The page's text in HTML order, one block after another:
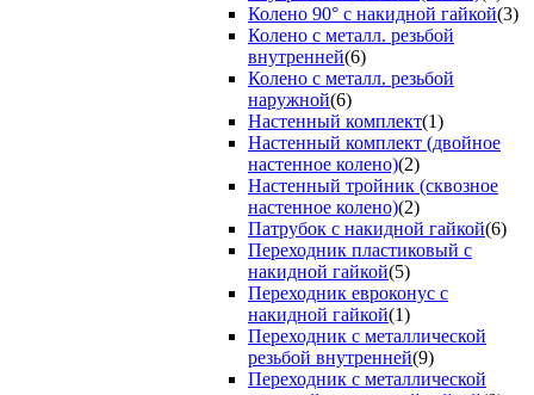
Колено 90° с накидной гайкой(3)
Колено с металл. резьбой
внутренней(6)
Колено с металл. резьбой
наружной(6)
Настенный комплект(1)
Настенный комплект (двойное
настенное колено)(2)
Настенный тройник (сквозное
настенное колено)(2)
Патрубок с накидной гайкой(6)
Переходник пластиковый с
накидной гайкой(5)
Переходник евроконус с
накидной гайкой(1)
Переходник с металлической
резьбой внутренней(9)
Переходник с металлической